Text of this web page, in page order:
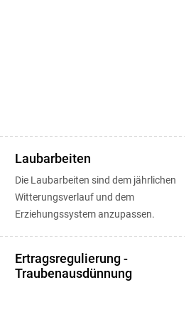
Laubarbeiten
Die Laubarbeiten sind dem jährlichen
Witterungsverlauf und dem
Erziehungssystem anzupassen.
Ertragsregulierung -
Traubenausdünnung